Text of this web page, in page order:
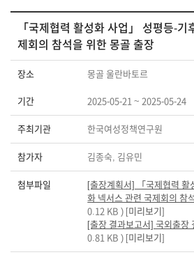
연
구
원
Korean
Development
Institute
「국제협력 활성화 사업」 성평등-기
제회의 참석을 위한 몽골 출장
장소 몽골 울란바토르
기간 2025-05-21 ~ 2025-05-24
주최기관 한국여성정책연구원
참가자 김종숙, 김유민
첨부파일
[출장계획서] 「국제협력 활
화 넥서스 관련 국제회의 참
0.12 KB ) [미리보기]
[출장 결과보고서] 국외출
0.81 KB ) [미리보기]